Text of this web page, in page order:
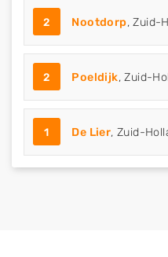
2 Nootdorp, Zuid-
2 Poeldijk, Zuid-
1 De Lier, Zuid-